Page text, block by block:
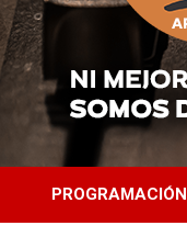
PROGRAMACIÓN